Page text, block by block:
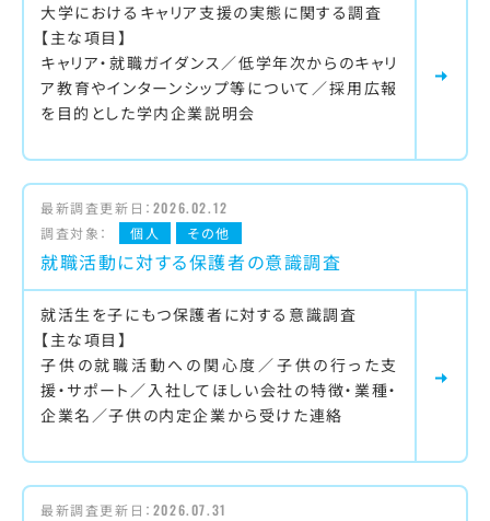
大学におけるキャリア支援の実態に関する調査
【主な項目】
キャリア・就職ガイダンス／低学年次からのキャリ
ア教育やインターンシップ等について／採用広報
を目的とした学内企業説明会
最新調査更新日： 2026.02.12
調査対象：
個人 その他
就職活動に対する保護者の意識調査
就活生を子にもつ保護者に対する意識調査
【主な項目】
子供の就職活動への関心度／子供の行った支
援・サポート／入社してほしい会社の特徴・業種・
企業名／子供の内定企業から受けた連絡
最新調査更新日： 2026.07.31